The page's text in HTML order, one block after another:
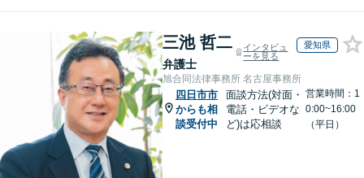
三池 哲二
弁護士
インタビュ
ーを見る
愛知県
旭合同法律事務所 名古屋事務所
四日市市
からも相
談受付中
面談方法(対面・
電話・ビデオな
ど)は応相談
営業時間：1
0:00~16:00
（平日）